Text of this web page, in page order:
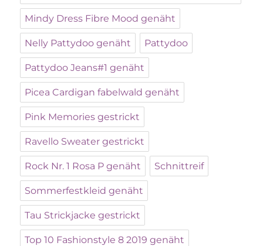
Mindy Dress Fibre Mood genäht
Nelly Pattydoo genäht Pattydoo
Pattydoo Jeans#1 genäht
Picea Cardigan fabelwald genäht
Pink Memories gestrickt
Ravello Sweater gestrickt
Rock Nr. 1 Rosa P genäht Schnittreif
Sommerfestkleid genäht
Tau Strickjacke gestrickt
Top 10 Fashionstyle 8 2019 genäht